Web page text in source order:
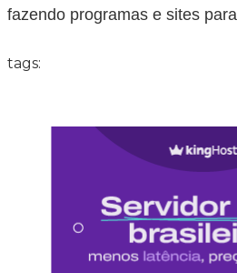
fazendo programas e sites
tags: